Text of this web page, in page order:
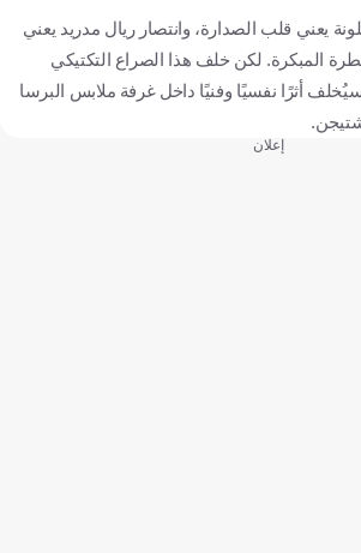
يعني قلب الصدارة، وانتصار ريال مدريد يعني
المبكرة. لكن خلف هذا الصراع التكتيكي
أثرًا نفسيًا وفنيًا داخل غرفة ملابس البرسا
إعلان